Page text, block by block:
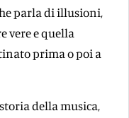
parla di illusioni,
vere e quella
prima o poi a
della musica,